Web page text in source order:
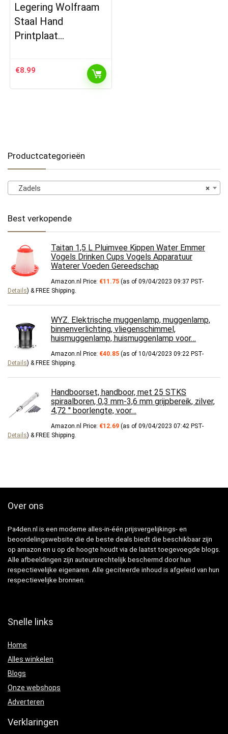
Legering Wolfraam
Staal Hand
Printplaat…
€8.99
Productcategorieën
×
Zadels
Best verkopende
Taitan 1,5 L Pluimvee Kippen Water Emmer
Vogels Drinken Cups Vogels Apparatuur
Waterer Voeden Gereedschap
Amazon.nl Price: €11.75 (as of 09/04/2023 09:37 PST-
Details) & FREE Shipping.
WYZ. Elektrische muggenlamp, muggenlamp,
binnenverlichting, vliegenschimmel,
huismuggenlamp, huismuggenlamp voor…
Amazon.nl Price: €40.85 (as of 10/04/2023 09:22 PST-
Details) & FREE Shipping.
Handboorset, handboor, met 25 STKS
spiraalboren, 0,3 mm-3,6 mm grijpbereik, zilver,
4,72 '' boorlengte, voor…
Amazon.nl Price: €12.69 (as of 09/04/2023 07:42 PST-
Details) & FREE Shipping.
Over ons
Pa4den.nl is een moderne alles-in-één prijsvergelijkings- en
beoordelingswebsite die de beste deals biedt die beschikbaar zijn
op amazon en u op de hoogte houdt via de laatst toegevoegde blogs.
Alle afbeeldingen zijn auteursrechtelijk beschermd door hun
respectievelijke eigenaren. Alle geciteerde inhoud is afgeleid van hun
respectievelijke bronnen.
Snelle links
Home
Alles winkelen
Blogs
Onze webshops
Adverteren
Verklaringen